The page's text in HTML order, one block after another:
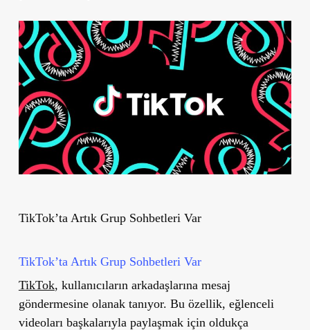
TikTok’ta Artık Grup Sohbetleri Var
TikTok’ta Artık Grup Sohbetleri Var
TikTok, kullanıcıların arkadaşlarına mesaj
göndermesine olanak tanıyor. Bu özellik, eğlenceli
videoları başkalarıyla paylaşmak için oldukça